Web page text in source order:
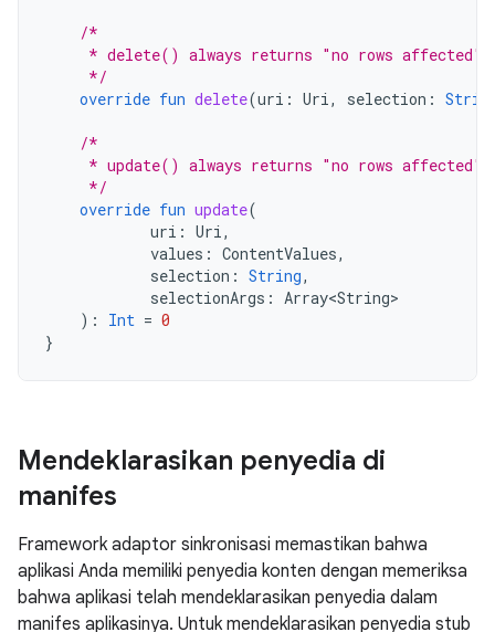
/*
* delete() always returns "no rows affected"
     */
override fun delete(uri : Uri, selection :
/*
* update() always returns "no rows affected"
     */
override fun update(
uri : Uri,
values : ContentValues,
selection : String,
selectionArgs : Array<String>
):
Int = 0
}
Mendeklarasikan penyedia di
manifes
Framework adaptor sinkronisasi memastikan bahwa
aplikasi Anda memiliki penyedia konten dengan memeriksa
bahwa aplikasi telah mendeklarasikan penyedia dalam
manifes aplikasinya. Untuk mendeklarasikan penyedia stub